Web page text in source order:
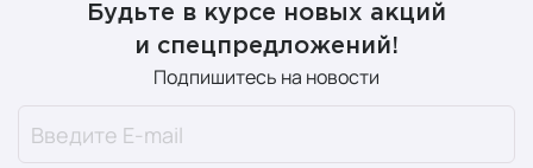
Будьте в курсе новых акций
и спецпредложений!
Подпишитесь на новости